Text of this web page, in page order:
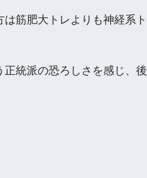
筋肥大トレよりも神経系ト
統派の恐ろしさを感じ、後